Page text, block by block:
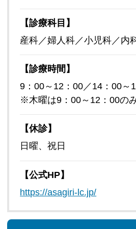
【診療科目】
産科／婦人科／小児科／内
【診療時間】
9：00～12：00／14：00～
※木曜は9：00～12：00の
【休診】
日曜、祝日
【公式HP】
https://asagiri-lc.jp/